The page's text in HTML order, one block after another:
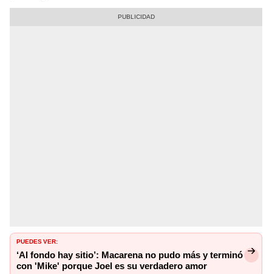
PUEDES VER:
‘Al fondo hay sitio’: Macarena no pudo más y terminó
con 'Mike' porque Joel es su verdadero amor